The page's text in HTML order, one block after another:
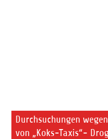
Durchsuchungen
von „Koks-Taxis“-